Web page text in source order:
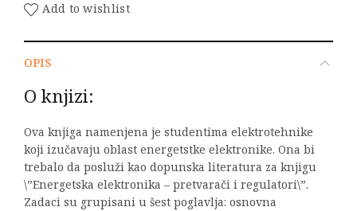
Add to wishlist
OPIS
O knjizi:
Ova knjiga namenjena je studentima elektrotehnike
koji izučavaju oblast energetstke elektronike. Ona bi
trebalo da posluži kao dopunska literatura za knjigu
\”Energetska elektronika – pretvarači i regulatori\”.
Zadaci su grupisani u šest poglavlja: osnovna